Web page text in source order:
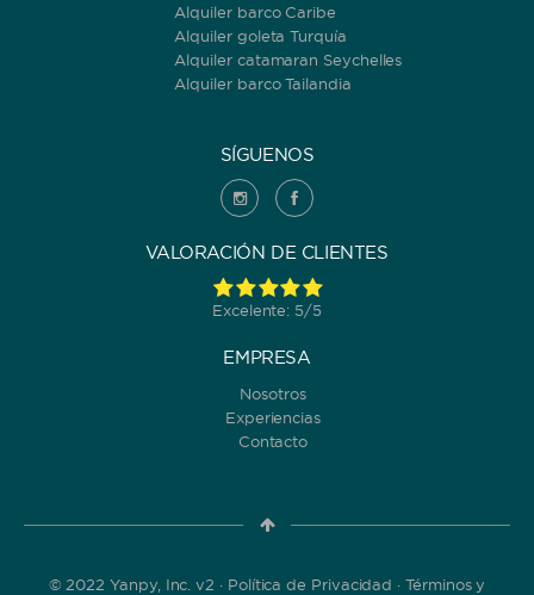
Alquiler barco Caribe
Alquiler goleta Turquía
Alquiler catamaran Seychelles
Alquiler barco Tailandia
SÍGUENOS
VALORACIÓN DE CLIENTES
Excelente: 5/5
EMPRESA
Nosotros
Experiencias
Contacto
© 2022 Yanpy, Inc. v2 · Política de Privacidad ·Términos y